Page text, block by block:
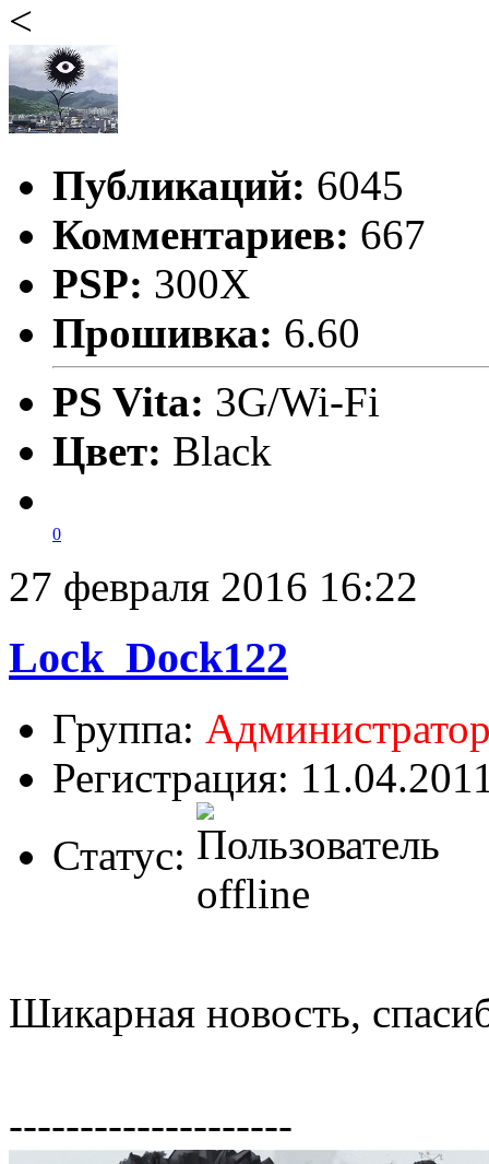
<
Публикаций: 6045
Комментариев: 667
PSP: 300X
Прошивка: 6.60
PS Vita: 3G/Wi-Fi
Цвет: Black
0
27 февраля 2016 16:22
Lock_Dock122
Группа:
Регистрация:
Статус:
Шикарная новость,
--------------------